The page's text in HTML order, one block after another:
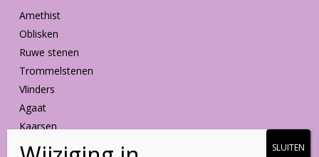
Amethist
Oblisken
Ruwe stenen
Trommelstenen
Vlinders
Agaat
Kaarsen
Vormen